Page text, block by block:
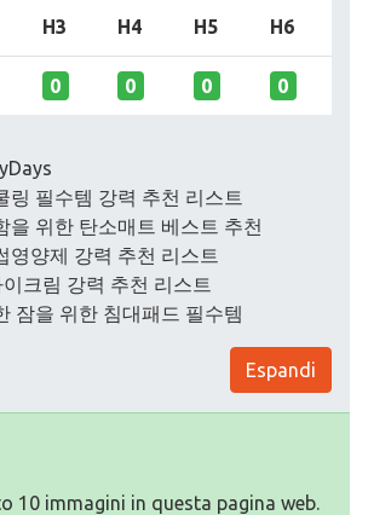
H3 H4 H5 H6
0 0 0 0
링 필수템 강력 추천 리스트
을 위한 탄소매트 베스트 추천
영양제 강력 추천 리스트
크림 강력 추천 리스트
잠을 위한 침대패드 필수템
Espandi
10 immagini in questa pagina web.